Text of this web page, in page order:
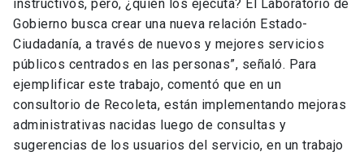
instructivos, pero, ¿quién los ejecuta? El Laboratorio de
Gobierno busca crear una nueva relación Estado-
Ciudadanía, a través de nuevos y mejores servicios
públicos centrados en las personas”, señaló. Para
ejemplificar este trabajo, comentó que en un
consultorio de Recoleta, están implementando mejoras
administrativas nacidas luego de consultas y
sugerencias de los usuarios del servicio, en un trabajo